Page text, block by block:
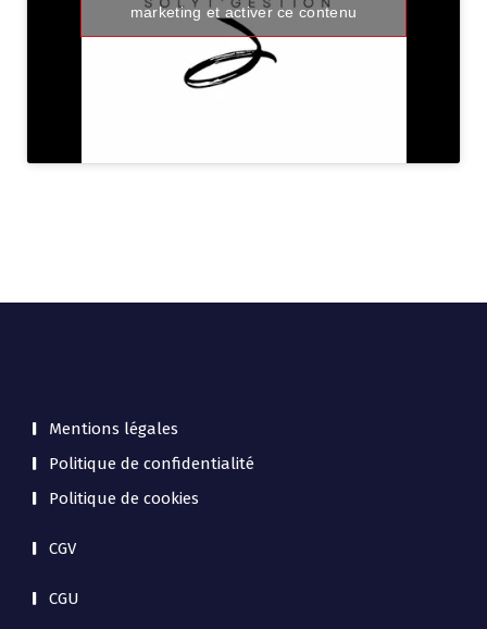
marketing et activer ce contenu
Mentions légales
Politique de confidentialité
Politique de cookies
CGV
CGU